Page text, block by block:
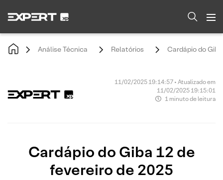
Análise Técnica Relatórios Cardápio do
11/02/2025 19:14:57 • Atualizado em
11/02/2025 19:15:01
1 minuto de leitura
Cardápio do Giba 12 de
fevereiro de 2025